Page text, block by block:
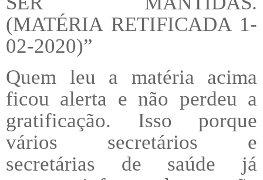
(MATÉRIA RETIFICADA 1-
02-2020)”
Quem leu a matéria acima
ficou alerta e não perdeu a
gratificação. Isso porque
vários secretários e
secretárias de saúde já